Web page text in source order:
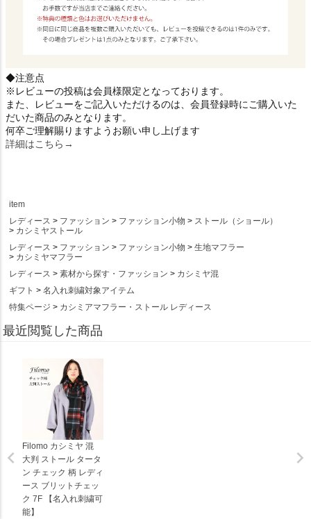
◆注意点
※レビューの投稿は会員様限定となっております。
また、レビューをご記入いただけるのは、会員登録時にご購入いた
だいた商品のみとなります。
何卒ご理解賜りますようお願い申し上げます
詳細はこちら→
item
レディース
ファッション ファッション小物
ストール（ショール）
カシミヤストール
レディース
ファッション ファッション小物
生地マフラー
カシミヤマフラー
レディース
素材から探す・ファッション
カシミヤ混
ギフト
名入れ刺繍対象アイテム
特集ページ
カシミアマフラー・ストール レディース
最近閲覧した商品
Filomo カシミヤ 混
大判 ストール タータ
ン チェック 柄 レディ
ース ブリットチェッ
ク 7F 【名入れ刺繍可
能】